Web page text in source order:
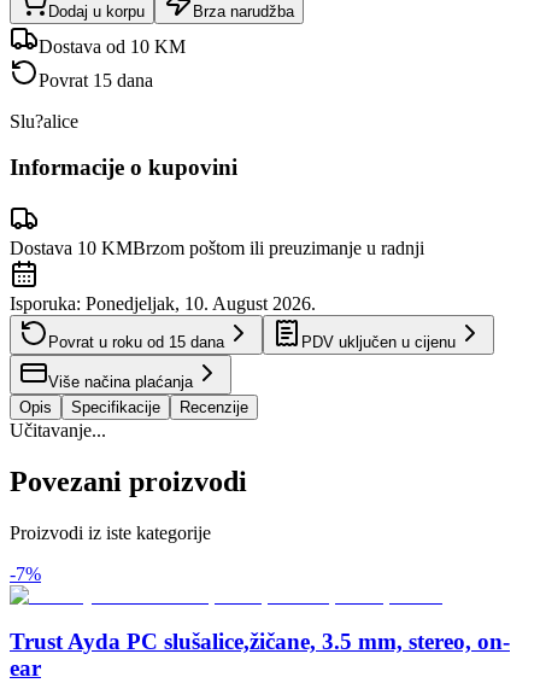
Dodaj u korpu Brza narudžba
Dostava od 10 KM
Povrat 15 dana
Slu?alice
Informacije o kupovini
Dostava 10 KMBrzom poštom ili preuzimanje u radnji
Isporuka: Ponedjeljak, 10. August 2026.
Povrat u roku od 15 dana PDV uključen u cijenu
Više načina plaćanja
Opis
Specifikacije Recenzije
Učitavanje...
Povezani proizvodi
Proizvodi iz iste kategorije
-7%
Trust Ayda PC slušalice,žičane, 3.5 mm, stereo, on-
ear